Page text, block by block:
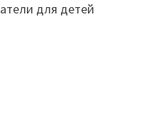
для детей